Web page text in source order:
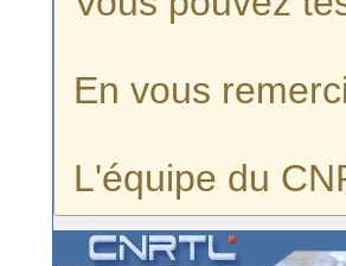
En vous
L'équipe du